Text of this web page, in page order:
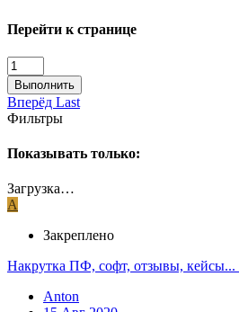
Перейти к странице
Выполнить
Вперёд Last
Фильтры
Показывать только:
Загрузка…
A
Закреплено
Накрутка ПФ, софт, отзывы, кейсы...
Anton